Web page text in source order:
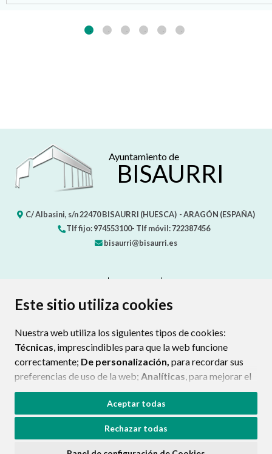
Este sitio utiliza cookies
Nuestra web utiliza los siguientes tipos de cookies:
Técnicas, imprescindibles para que la web funcione
correctamente; De personalización, para recordar sus
preferencias de uso de la web; Analíticas, para mejorar el
funcionamiento de la web y sus servicios.
Si acepta pulsando el botón“Aceptar todas”
consideramos que acepta su uso. Si pulsa el botón
Aceptar todas
Rechazar todas
Ayuntamiento de
BISAURRI
C/ Albasini, s/n22470BISAURRI (HUESCA) - ARAGÓN (ESPAÑA)
Tlf fijo: 974553100- Tlf móvil: 722387456
bisaurri@bisaurri.es
PROTECCIÓN DE DATOS
POLÍTICA DE COOKIES